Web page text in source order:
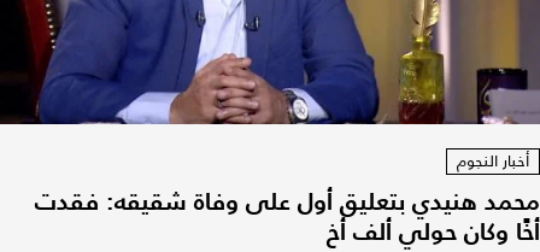
أخبار النجوم
محمد هنيدي بتعليق أول على وفاة شقيقه: فقدت
أخًا وكان حولي ألف أخ